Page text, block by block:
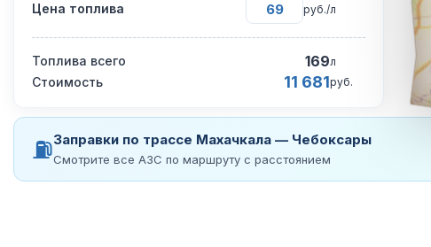
Цена топлива руб./л
Топлива всего 169л
Стоимость 11 681руб.
⛽Заправки по трассе Махачкала — Чебоксары
Смотрите все АЗС по маршруту с расстоянием